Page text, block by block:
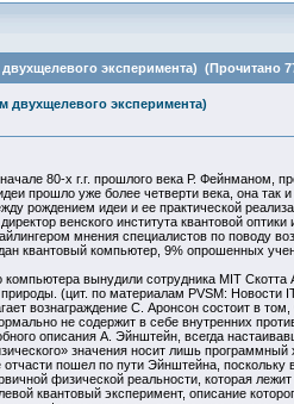
эксперимента) (Прочитано
двухщелевого эксперимента)
80-х г.г. прошлого века Р. Фейнманом,
прошло уже более четверти века, она так
рождением идеи и ее практической
венского института квантовой
мнения специалистов по поводу
квантовый компьютер, 9% опрошенных
вынудили сотрудника MIT
(цит. по материалам PVSM: Новости
вознаграждение С. Аронсон состоит в
не содержит в себе внутренних
описания А. Эйнштейн, всегда
значения носит лишь
пошел по пути Эйнштейна,
физической реальности, которая
квантовый эксперимент, описание